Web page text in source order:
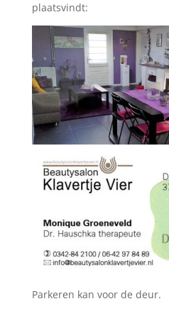
plaatsvindt:
Parkeren kan voor de deur.